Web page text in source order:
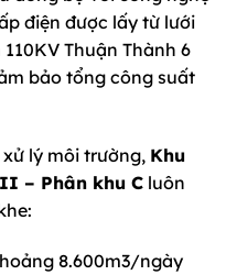
điện được lấy từ lưới
Thuận Thành 6
bảo tổng công suất
lý môi trường, Khu
– Phân khu C luôn
8.600m3/ngày